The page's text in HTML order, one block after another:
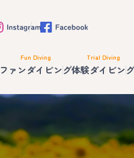
Fun Diving
ファンダイビング
Trial Diving
体験ダイビング